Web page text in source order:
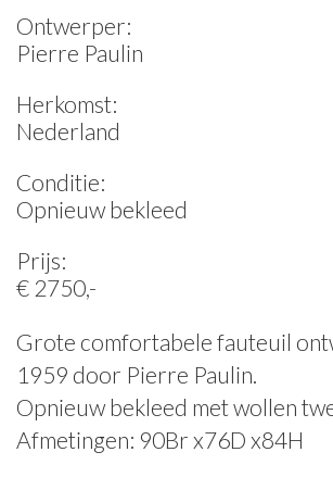
Ontwerper:
Pierre Paulin
Herkomst:
Nederland
Conditie:
Opnieuw bekleed
Prijs:
€ 2750,-
Grote comfortabele fauteuil
1959 door Pierre Paulin.
Opnieuw bekleed met wollen
Afmetingen: 90Br x76D x84H